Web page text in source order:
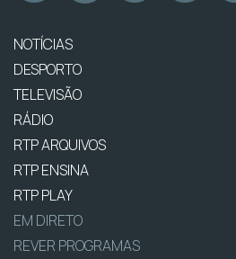
NOTÍCIAS
DESPORTO
TELEVISÃO
RÁDIO
RTP ARQUIVOS
RTP ENSINA
RTP PLAY
EM DIRETO
REVER PROGRAMAS